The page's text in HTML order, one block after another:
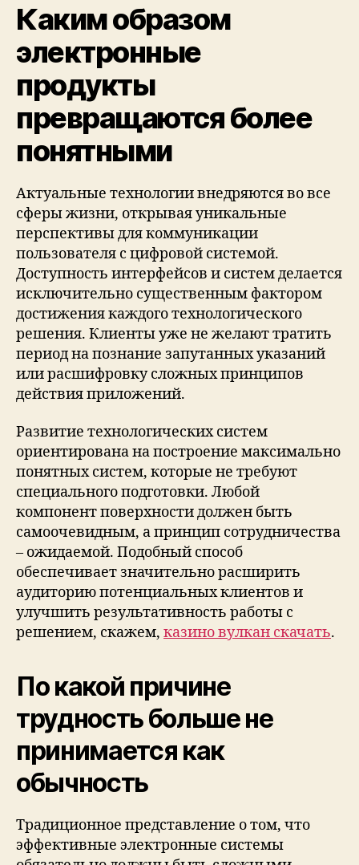
Каким образом
электронные
продукты
превращаются более
понятными
Актуальные технологии внедряются во все
сферы жизни, открывая уникальные
перспективы для коммуникации
пользователя с цифровой системой.
Доступность интерфейсов и систем делается
исключительно существенным фактором
достижения каждого технологического
решения. Клиенты уже не желают тратить
период на познание запутанных указаний
или расшифровку сложных принципов
действия приложений.
Развитие технологических систем
ориентирована на построение максимально
понятных систем, которые не требуют
специального подготовки. Любой
компонент поверхности должен быть
самоочевидным, а принцип сотрудничества
– ожидаемой. Подобный способ
обеспечивает значительно расширить
аудиторию потенциальных клиентов и
улучшить результативность работы с
решением, скажем, казино вулкан скачать.
По какой причине
трудность больше не
принимается как
обычность
Традиционное представление о том, что
эффективные электронные системы